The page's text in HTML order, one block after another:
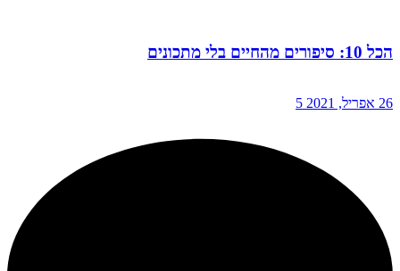
הכל 10: סיפורים מהחיים בלי מתכונים
26 אפריל, 2021 5